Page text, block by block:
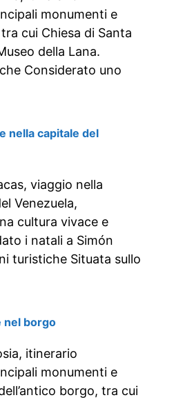
monumenti e
cui Chiesa di Santa
della Lana.
Considerato uno
nella capitale del
viaggio nella
Venezuela,
cultura vivace e
i natali a Simón
turistiche Situata sullo
nel borgo
itinerario
monumenti e
borgo, tra cui